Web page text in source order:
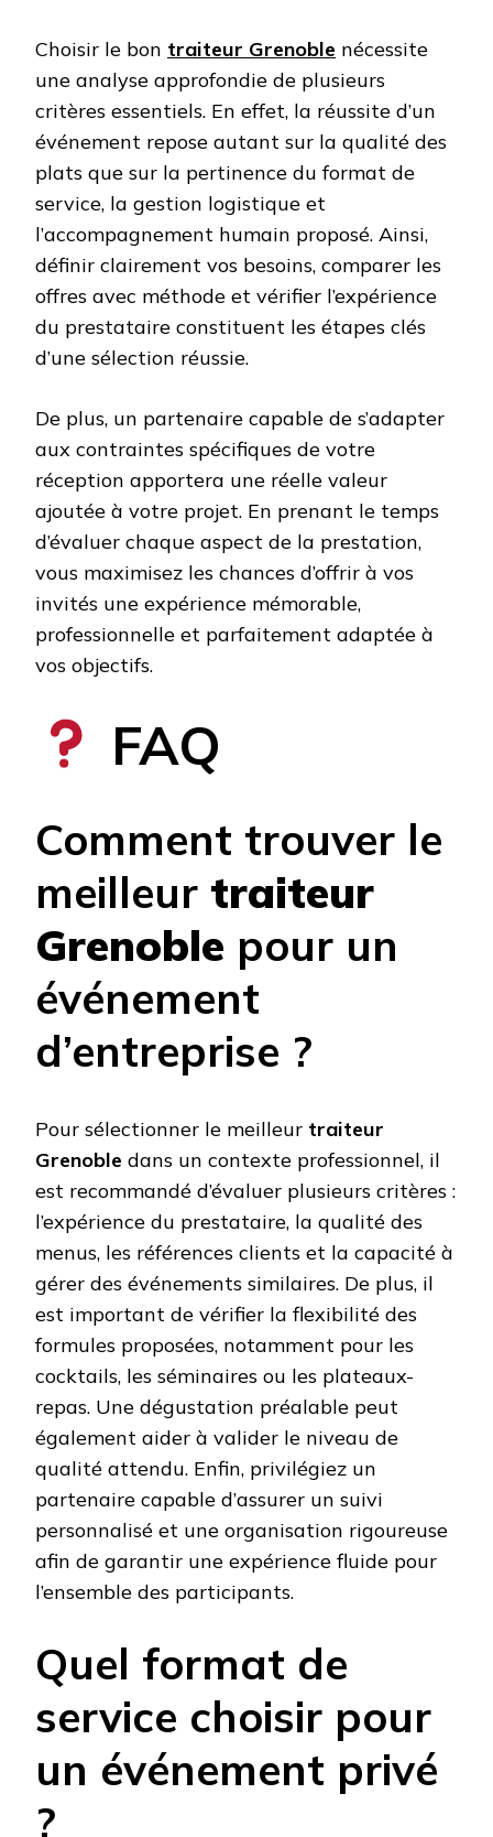
Choisir le bon traiteur Grenoble nécessite
une analyse approfondie de plusieurs
critères essentiels. En effet, la réussite d’un
événement repose autant sur la qualité des
plats que sur la pertinence du format de
service, la gestion logistique et
l’accompagnement humain proposé. Ainsi,
définir clairement vos besoins, comparer les
offres avec méthode et vérifier l’expérience
du prestataire constituent les étapes clés
d’une sélection réussie.
De plus, un partenaire capable de s’adapter
aux contraintes spécifiques de votre
réception apportera une réelle valeur
ajoutée à votre projet. En prenant le temps
d’évaluer chaque aspect de la prestation,
vous maximisez les chances d’offrir à vos
invités une expérience mémorable,
professionnelle et parfaitement adaptée à
vos objectifs.
FAQ
Comment trouver le
meilleur traiteur
Grenoble pour un
événement
d’entreprise ?
Pour sélectionner le meilleur traiteur
Grenoble dans un contexte professionnel, il
est recommandé d’évaluer plusieurs critères :
l’expérience du prestataire, la qualité des
menus, les références clients et la capacité à
gérer des événements similaires. De plus, il
est important de vérifier la flexibilité des
formules proposées, notamment pour les
cocktails, les séminaires ou les plateaux-
repas. Une dégustation préalable peut
également aider à valider le niveau de
qualité attendu. Enfin, privilégiez un
partenaire capable d’assurer un suivi
personnalisé et une organisation rigoureuse
afin de garantir une expérience fluide pour
l’ensemble des participants.
Quel format de
service choisir pour
un événement privé
?